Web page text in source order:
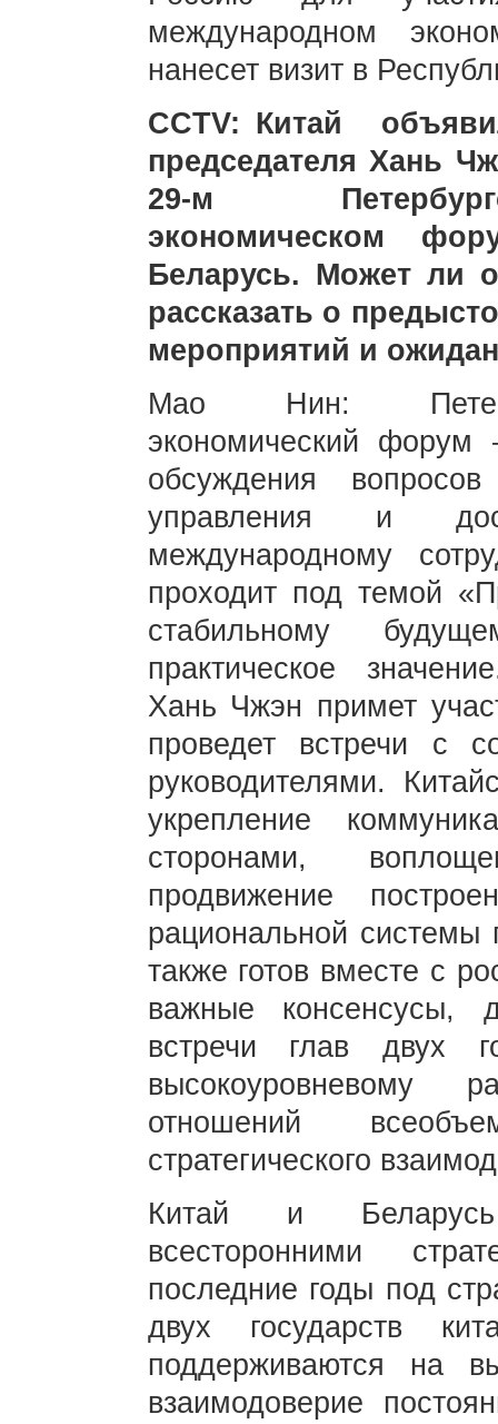
международном
нанесет визит в
CCTV: Китай
председателя Хань
29-м
экономическом
Беларусь. Может ли
рассказать о
мероприятий и
Мао Нин:
экономический
обсуждения вопросов
управления и
международному
проходит под темой
стабильному
практическое
Хань Чжэн примет
проведет встречи с
руководителями.
укрепление
сторонами,
продвижение
рациональной системы
также готов вместе с
важные консенсусы,
встречи глав двух
высокоуровневому
отношений
стратегического
Китай и Беларусь
всесторонними
последние годы под
двух государств
поддерживаются на
взаимодоверие